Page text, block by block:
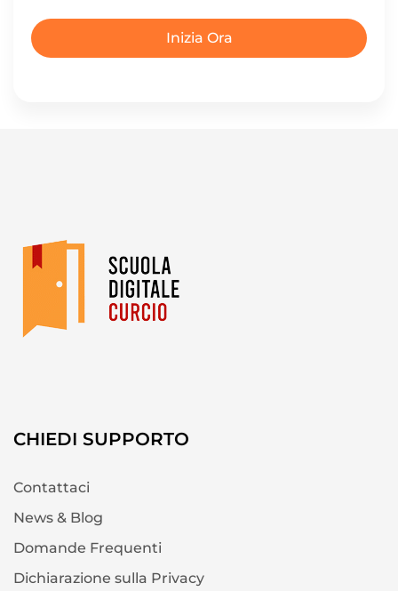
Inizia Ora
CHIEDI SUPPORTO
Contattaci
News & Blog
Domande Frequenti
Dichiarazione sulla Privacy